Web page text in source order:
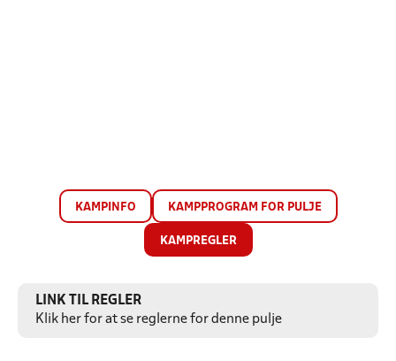
KAMPINFO KAMPPROGRAM FOR PULJE
KAMPREGLER
LINK TIL REGLER
Klik her for at se reglerne for denne pulje